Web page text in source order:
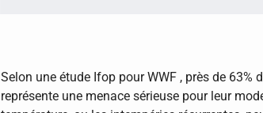
Selon une étude Ifop pour WWF , près de
représente une menace sérieuse pour leur